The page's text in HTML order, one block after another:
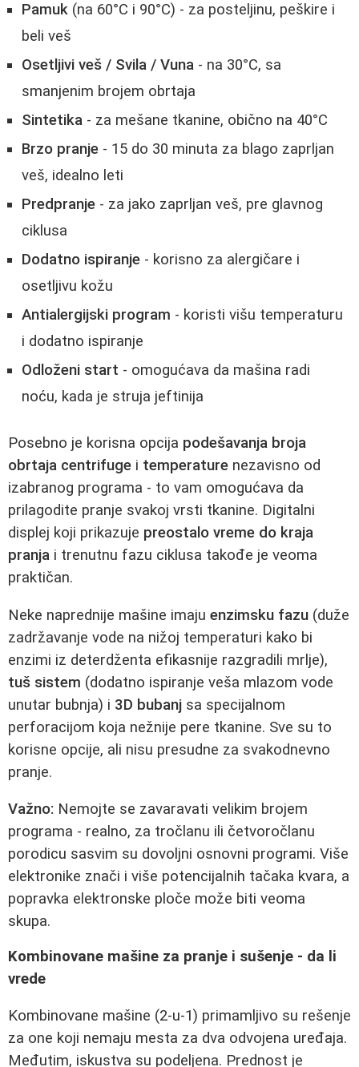
Pamuk (na 60°C i 90°C) - za posteljinu, peškire i
beli veš
Osetljivi veš / Svila / Vuna - na 30°C, sa
smanjenim brojem obrtaja
Sintetika - za mešane tkanine, obično na 40°C
Brzo pranje - 15 do 30 minuta za blago zaprljan
veš, idealno leti
Predpranje - za jako zaprljan veš, pre glavnog
ciklusa
Dodatno ispiranje - korisno za alergičare i
osetljivu kožu
Antialergijski program - koristi višu temperaturu
i dodatno ispiranje
Odloženi start - omogućava da mašina radi
noću, kada je struja jeftinija
Posebno je korisna opcija podešavanja broja
obrtaja centrifuge i temperature nezavisno od
izabranog programa - to vam omogućava da
prilagodite pranje svakoj vrsti tkanine. Digitalni
displej koji prikazuje preostalo vreme do kraja
pranja i trenutnu fazu ciklusa takođe je veoma
praktičan.
Neke naprednije mašine imaju enzimsku fazu (duže
zadržavanje vode na nižoj temperaturi kako bi
enzimi iz deterdženta efikasnije razgradili mrlje),
tuš sistem (dodatno ispiranje veša mlazom vode
unutar bubnja) i 3D bubanj sa specijalnom
perforacijom koja nežnije pere tkanine. Sve su to
korisne opcije, ali nisu presudne za svakodnevno
pranje.
Važno: Nemojte se zavaravati velikim brojem
programa - realno, za tročlanu ili četvoročlanu
porodicu sasvim su dovoljni osnovni programi. Više
elektronike znači i više potencijalnih tačaka kvara, a
popravka elektronske ploče može biti veoma
skupa.
Kombinovane mašine za pranje i sušenje - da li
vrede
Kombinovane mašine (2-u-1) primamljivo su rešenje
za one koji nemaju mesta za dva odvojena uređaja.
Međutim, iskustva su podeljena. Prednost je